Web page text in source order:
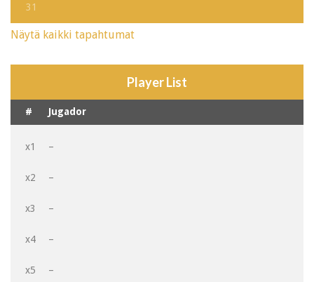
31
Näytä kaikki tapahtumat
Player List
# Jugador
x1 –
x2 –
x3 –
x4 –
x5 –